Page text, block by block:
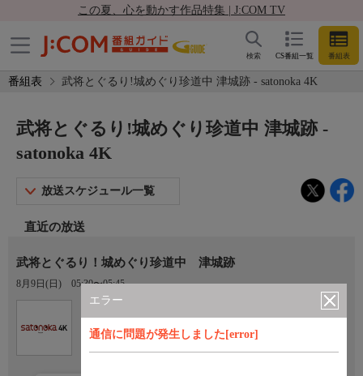
この夏、心を動かす作品特集 | J:COM TV
CS番組一覧 番組表
検索
番組表 武将とぐるり!城めぐり珍道中 津城跡 - satonoka 4K
エラー
通信に問題が発生しました[error]
武将とぐるり!城めぐり珍道中 津城跡 -
satonoka 4K
放送スケジュール一覧
直近の放送
武将とぐるり！城めぐり珍道中 津城跡
8月9日(日) 05:30〜05:45